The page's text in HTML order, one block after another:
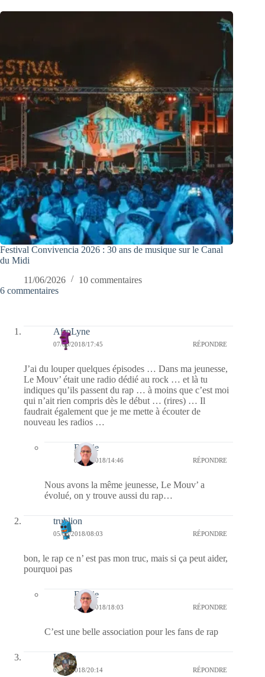
Festival Convivencia 2026 : 30 ans de musique sur le Canal
du Midi
11/06/2026
10 commentaires
6 commentaires
AfroLyne
07/05/2018/17:45 RÉPONDRE
J’ai du louper quelques épisodes … Dans ma jeunesse,
Le Mouv’ était une radio dédié au rock … et là tu
indiques qu’ils passent du rap … à moins que c’est moi
qui n’ait rien compris dès le début … (rires) … Il
faudrait également que je me mette à écouter de
nouveau les radios …
Bernie
08/05/2018/14:46 RÉPONDRE
Nous avons la même jeunesse, Le Mouv’ a
évolué, on y trouve aussi du rap…
trublion
05/05/2018/08:03 RÉPONDRE
bon, le rap ce n’ est pas mon truc, mais si ça peut aider,
pourquoi pas
Bernie
05/05/2018/18:03 RÉPONDRE
C’est une belle association pour les fans de rap
Kévin
04/05/2018/20:14 RÉPONDRE